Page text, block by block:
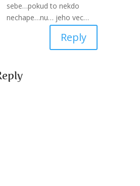
sebe…pokud to nekdo
nechape…nu… jeho vec…
Reply